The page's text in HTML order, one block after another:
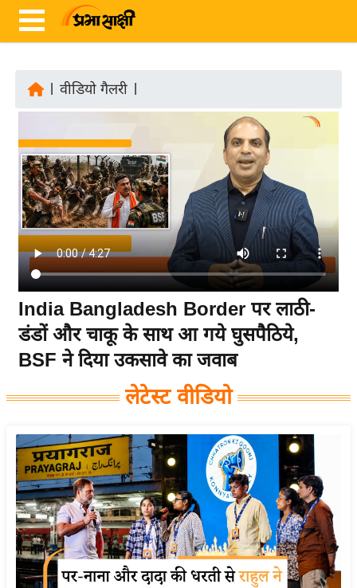
ता
ज़ा
ख
रा
ष्ट्री
य
अं
त
र्रा
ष्ट्री
बि
ने
स
उ
द्यो
ग
ज
ग
वीडियो गैलरी
India Bangladesh Border पर लाठी-
डंडों और चाकू के साथ आ गये घुसपैठिये,
BSF ने दिया उकसावे का जवाब
लेटेस्ट वीडियो